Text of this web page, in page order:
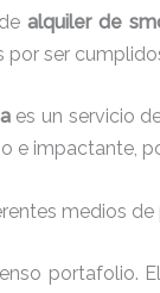
dealquiler de
por ser
es un servicio
e impactante,
medios
portafolio. El